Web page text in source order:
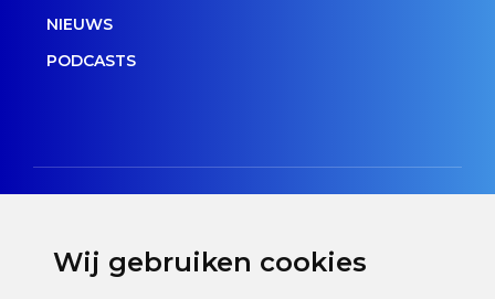
Wij gebruiken cookies
NIEUWS
PODCASTS